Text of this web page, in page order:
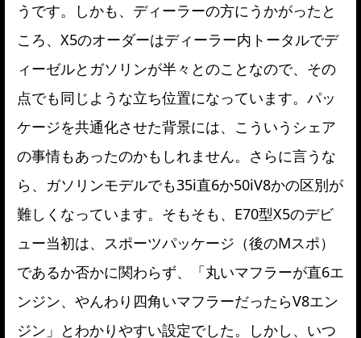
うです。しかも、ディーラーの方にうかがったと
ころ、X5のオーダーはディーラー内トータルでデ
ィーゼルとガソリンが半々とのことなので、その
点でも同じような立ち位置になっています。パッ
ケージを共通化させた背景には、こういうシェア
の事情もあったのかもしれません。さらに言うな
ら、ガソリンモデルでも35i直6か50iV8かの区別が
難しくなっています。そもそも、E70型X5のデビ
ュー当初は、スポーツパッケージ（後のMスポ）
であるか否かに関わらず、「丸いマフラーが直6エ
ンジン、やんわり四角いマフラーだったらV8エン
ジン」とわかりやすい設定でした。しかし、いつ